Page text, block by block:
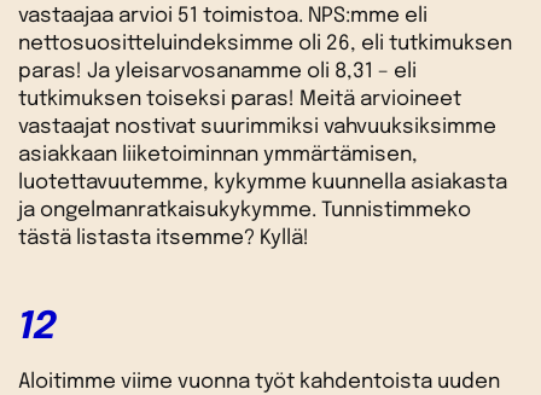
vastaajaa arvioi 51 toimistoa. NPS:mme eli
nettosuositteluindeksimme oli 26, eli tutkimuksen
paras! Ja yleisarvosanamme oli 8,31 – eli
tutkimuksen toiseksi paras! Meitä arvioineet
vastaajat nostivat suurimmiksi vahvuuksiksimme
asiakkaan liiketoiminnan ymmärtämisen,
luotettavuutemme, kykymme kuunnella asiakasta
ja ongelmanratkaisukykymme. Tunnistimmeko
tästä listasta itsemme? Kyllä!
12
Aloitimme viime vuonna työt kahdentoista uuden